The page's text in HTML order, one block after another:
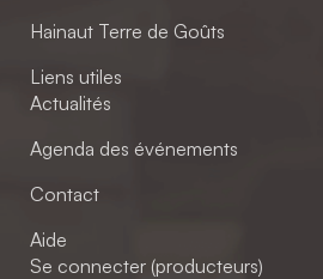
Hainaut Terre de Goûts
Liens utiles
Actualités
Agenda des événements
Contact
Aide
Se connecter (producteurs)